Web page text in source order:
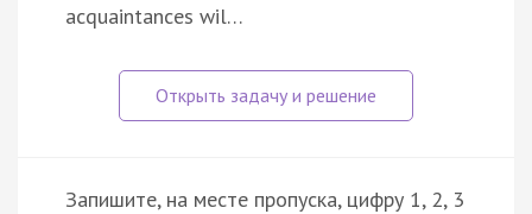
acquaintances wil…
Запишите, на месте пропуска, цифру 1, 2, 3